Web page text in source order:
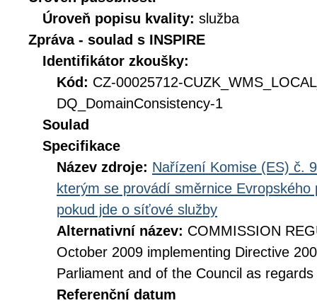
Úroveň popisu kvality: služba
Zpráva - soulad s INSPIRE
Identifikátor zkoušky:
Kód: CZ-00025712-
DQ_DomainConsistency-1
Soulad
Specifikace
Název zdroje: Nařízení Komise (ES) č.
kterým se provádí směrnice
pokud jde o síťové služby
Alternativní název: COMMISSION
October 2009 implementing Directive
Parliament and of the Council as
Referenční datum